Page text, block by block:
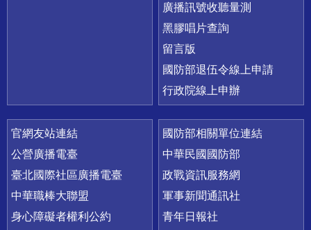
廣播訊號收聽量測
黑膠唱片查詢
留言版
國防部退伍令線上申請
行政院線上申辦
官網友站連結
公營廣播電臺
臺北國際社區廣播電臺
中華職棒大聯盟
身心障礙者權利公約
國防部相關單位連結
中華民國國防部
政戰資訊服務網
軍事新聞通訊社
青年日報社